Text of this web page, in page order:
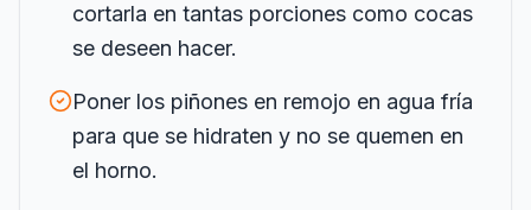
cortarla en tantas porciones como cocas
se deseen hacer.
Poner los piñones en remojo en agua fría
para que se hidraten y no se quemen en
el horno.